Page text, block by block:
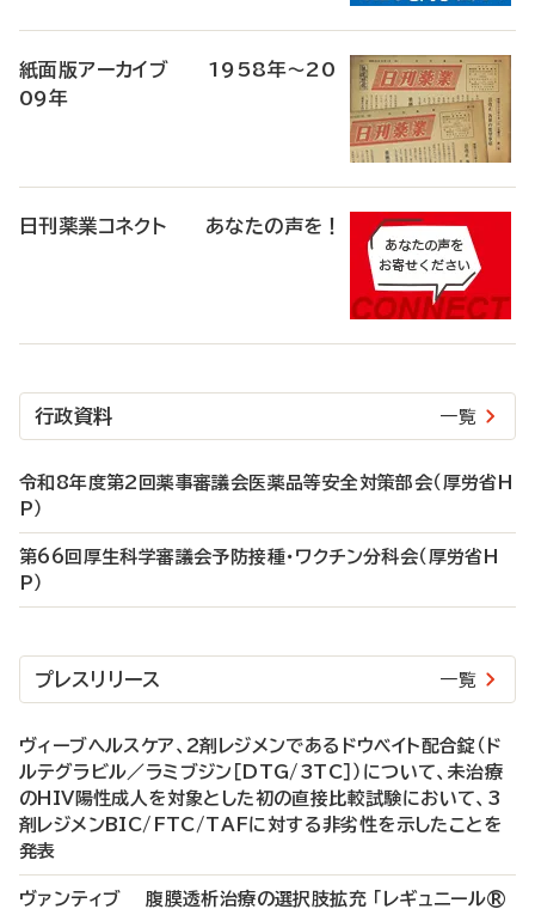
紙面版アーカイブ 1958年～20
09年
日刊薬業コネクト あなたの声を！
行政資料 一覧
令和8年度第2回薬事審議会医薬品等安全対策部会（厚労省H
P）
第66回厚生科学審議会予防接種・ワクチン分科会（厚労省H
P）
プレスリリース 一覧
ヴィーブヘルスケア、2剤レジメンであるドウベイト配合錠（ド
ルテグラビル／ラミブジン［DTG/3TC］）について、未治療
のHIV陽性成人を対象とした初の直接比較試験において、3
剤レジメンBIC/FTC/TAFに対する非劣性を示したことを
発表
ヴァンティブ 腹膜透析治療の選択肢拡充 「レギュニール®